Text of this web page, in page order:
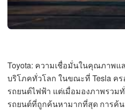
Toyota: ความเชื่อมั่นในคุณภาพแ
บริโภคทั่วโลก ในขณะที่ Tesla ค
รถยนต์ไฟฟ้า แต่เมื่อมองภาพรวม
รถยนต์ที่ถูกค้นหามากที่สุด การค้น